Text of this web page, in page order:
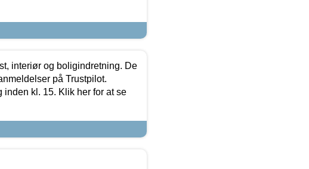
interiør og boligindretning. De
på Trustpilot.
kl. 15. Klik her for at se